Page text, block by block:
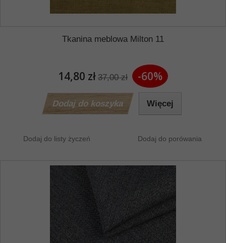
Tkanina meblowa Milton 11
14,80 zł 37,00 zł -60%
Dodaj do koszyka Więcej
Dodaj do listy życzeń Dodaj do porówania